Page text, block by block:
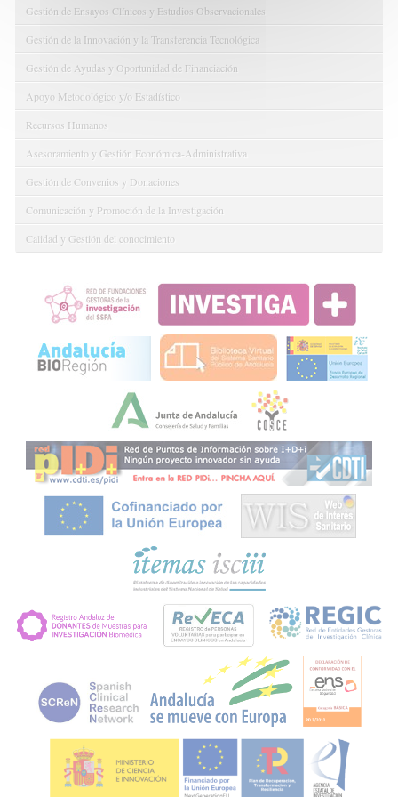
Gestión de Ensayos Clínicos y Estudios Observacionales
Gestión de la Innovación y la Transferencia Tecnológica
Gestión de Ayudas y Oportunidad de Financiación
Apoyo Metodológico y/o Estadístico
Recursos Humanos
Asesoramiento y Gestión Económica-Administrativa
Gestión de Convenios y Donaciones
Comunicación y Promoción de la Investigación
Calidad y Gestión del conocimiento